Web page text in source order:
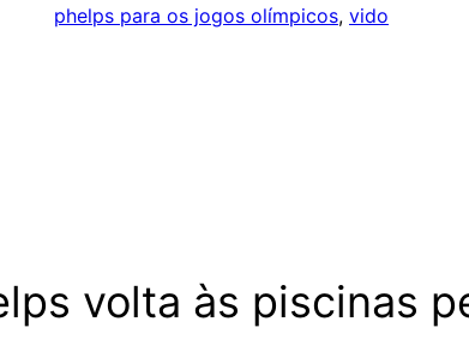
phelps para os jogos olímpicos, vido
volta às piscinas